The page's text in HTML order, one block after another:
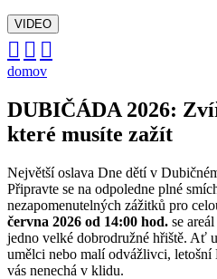
VIDEO
  
domov
DUBIČÁDA 2026:
které musíte zažít
Největší oslava Dne dětí v
Připravte se na odpoledne plné
nezapomenutelných zážitků pro
června 2026 od 14:00 hod. se
jedno velké dobrodružné hřiště. Ať
umělci nebo malí odvážlivci,
vás nenechá v klidu.